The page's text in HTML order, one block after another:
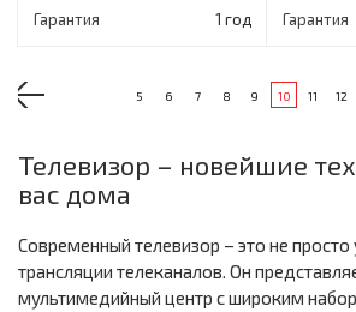
Гарантия 1 год Гарантия
5 6 7 8 9 10 11 12
Телевизор – новейшие
вас дома
Современный телевизор – это не просто
трансляции телеканалов. Он
мультимедийный центр с широким